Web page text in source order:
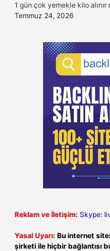
1 gün çok yemekle kilo alınır
Temmuz 24, 2026
Reklam ve İletişim: Skype:
Yasal Uyarı: Bu internet
şirketi ile hiçbir bağlantısı